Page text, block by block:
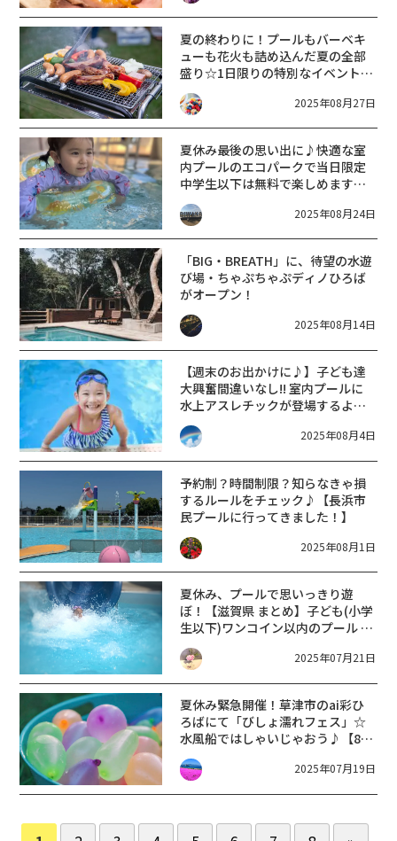
夏の終わりに！プールもバーベキ
ューも花火も詰め込んだ夏の全部
盛り☆1日限りの特別なイベントで
す♪【びわ湖大津プリンスホテ
ル】9/15
2025年08月27日
夏休み最後の思い出に♪快適な室
内プールのエコパークで当日限定
中学生以下は無料で楽しめます
よ！【8月29日】【もりやまエコパ
ーク交流拠点施設】
2025年08月24日
「BIG・BREATH」に、待望の水遊
び場・ちゃぷちゃぷディノひろば
がオープン！
2025年08月14日
【週末のお出かけに♪】子ども達
大興奮間違いなし!! 室内プールに
水上アスレチックが登場するよ。8
月10日・17日限定！【サンネス】
2025年08月4日
予約制？時間制限？知らなきゃ損
するルールをチェック♪【長浜市
民プールに行ってきました！】
2025年08月1日
夏休み、プールで思いっきり遊
ぼ！【滋賀県 まとめ】子ども(小学
生以下)ワンコイン以内のプール 15
選【2025年】
2025年07月21日
夏休み緊急開催！草津市のai彩ひ
ろばにて「びしょ濡れフェス」☆
水風船ではしゃいじゃおう♪【8月
3日】
2025年07月19日